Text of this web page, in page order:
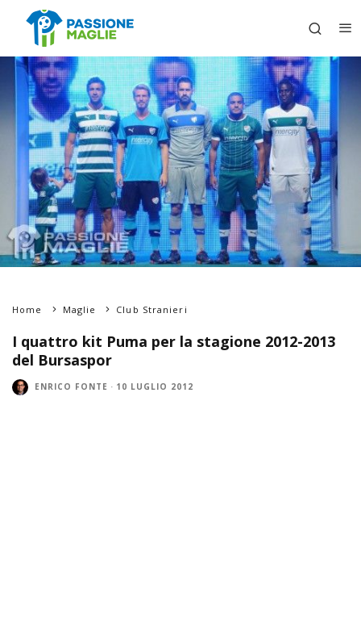
Home Maglie Club Stranieri
I quattro kit Puma per la stagione 2012-2013
del Bursaspor
ENRICO FONTE · 10 LUGLIO 2012